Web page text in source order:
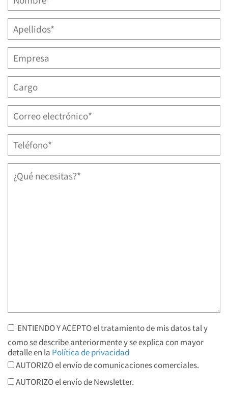
ENTIENDO Y ACEPTO el tratamiento de mis datos tal y
como se describe anteriormente y se explica con mayor
detalle en la Política de privacidad
AUTORIZO el envío de comunicaciones comerciales.
AUTORIZO el envío de Newsletter.